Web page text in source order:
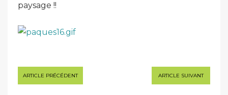
paysage !!
Navigation
de
ARTICLE PRÉCÉDENT ARTICLE SUIVANT